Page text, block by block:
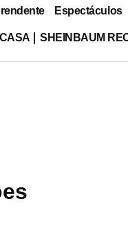
Espectáculos
SHEINBAUM